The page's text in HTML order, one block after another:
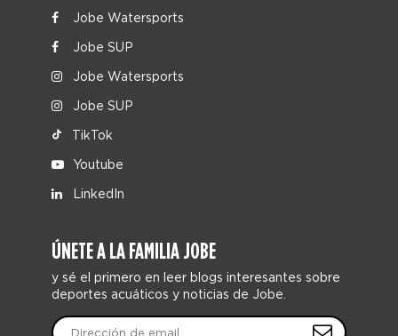
Jobe Watersports
Jobe SUP
Jobe Watersports
Jobe SUP
TikTok
Youtube
LinkedIn
ÚNETE A LA FAMILIA JOBE
y sé el primero en leer blogs interesantes sobre
deportes acuáticos y noticias de Jobe.